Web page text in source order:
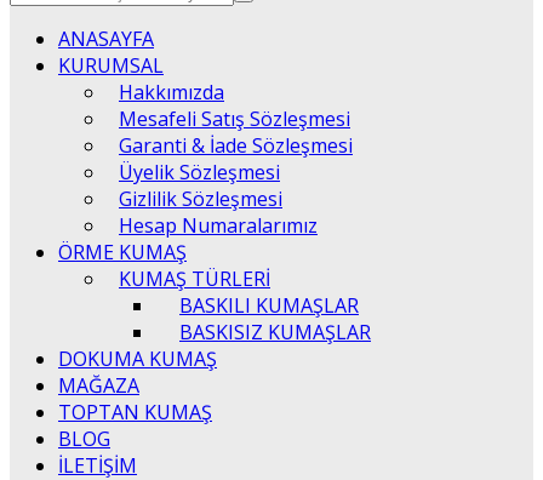
ANASAYFA
KURUMSAL
Hakkımızda
Mesafeli Satış Sözleşmesi
Garanti & İade Sözleşmesi
Üyelik Sözleşmesi
Gizlilik Sözleşmesi
Hesap Numaralarımız
ÖRME KUMAŞ
KUMAŞ TÜRLERİ
BASKILI KUMAŞLAR
BASKISIZ KUMAŞLAR
DOKUMA KUMAŞ
MAĞAZA
TOPTAN KUMAŞ
BLOG
İLETİŞİM